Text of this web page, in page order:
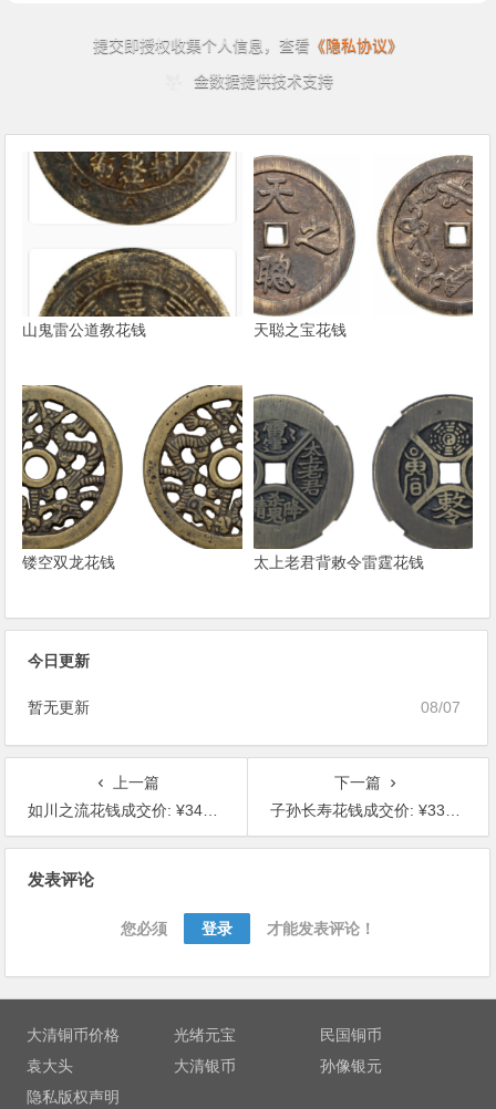
山鬼雷公道教花钱 天聪之宝花钱
镂空双龙花钱 太上老君背敕令雷霆花钱
今日更新
08/07
暂无更新
上一篇
如川之流花钱成交价: ¥3480.00
下一篇
子孙长寿花钱成交价: ¥3360.00
发表评论
您必须 登录 才能发表评论！
大清铜币价格 光绪元宝
民国铜币
袁大头
大清银币
孙像银元
隐私版权声明